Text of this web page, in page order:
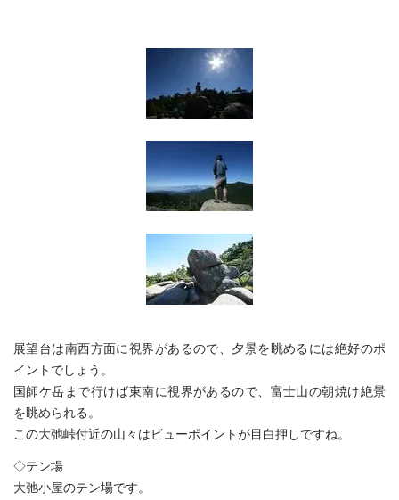
展望台は南西方面に視界があるので、夕景を眺めるには絶好のポ
イントでしょう。
国師ケ岳まで行けば東南に視界があるので、富士山の朝焼け絶景
を眺められる。
この大弛峠付近の山々はビューポイントが目白押しですね。
◇テン場
大弛小屋のテン場です。